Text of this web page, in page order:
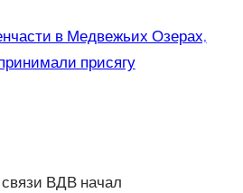
в Медвежьих Озерах,
присягу
ВДВ начал